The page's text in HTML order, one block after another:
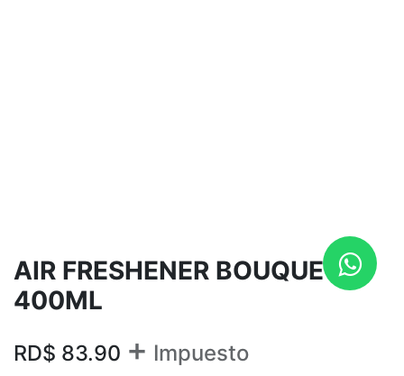
AIR FRESHENER BOUQUETE
400ML
RD$ 83.90 + Impuesto